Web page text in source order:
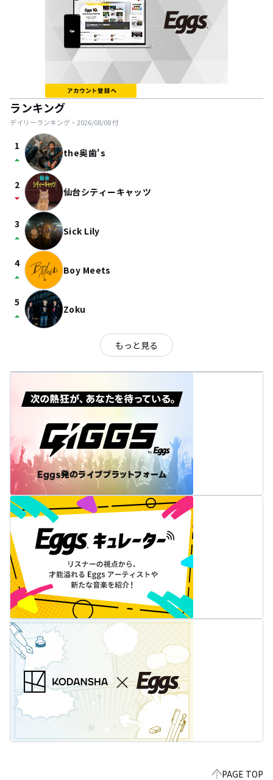
ランキング
デイリーランキング・ 2026/08/08付
1
arrow_drop_up the奥歯's
2
arrow_drop_down 仙台シティーキャッツ
3
arrow_drop_up Sick Lily
4
arrow_drop_up Boy Meets
5
arrow_drop_up Zoku
もっと見る
PAGE TOP